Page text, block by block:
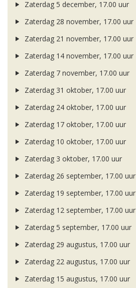
Zaterdag 5 december, 17.00 uur
Zaterdag 28 november, 17.00 uur
Zaterdag 21 november, 17.00 uur
Zaterdag 14 november, 17.00 uur
Zaterdag 7 november, 17.00 uur
Zaterdag 31 oktober, 17.00 uur
Zaterdag 24 oktober, 17.00 uur
Zaterdag 17 oktober, 17.00 uur
Zaterdag 10 oktober, 17.00 uur
Zaterdag 3 oktober, 17.00 uur
Zaterdag 26 september, 17.00 uur
Zaterdag 19 september, 17.00 uur
Zaterdag 12 september, 17.00 uur
Zaterdag 5 september, 17.00 uur
Zaterdag 29 augustus, 17.00 uur
Zaterdag 22 augustus, 17.00 uur
Zaterdag 15 augustus, 17.00 uur